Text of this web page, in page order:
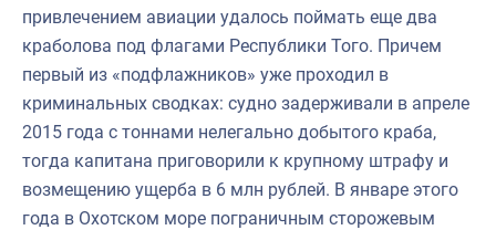
привлечением авиации удалось поймать еще два
краболова под флагами Республики Того. Причем
первый из «подфлажников» уже проходил в
криминальных сводках: судно задерживали в апреле
2015 года с тоннами нелегально добытого краба,
тогда капитана приговорили к крупному штрафу и
возмещению ущерба в 6 млн рублей. В январе этого
года в Охотском море пограничным сторожевым